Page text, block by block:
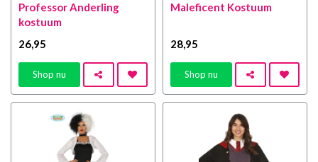
Professor Anderling
kostuum
26,95
Shop nu
Maleficent Kostuum
28,95
Shop nu